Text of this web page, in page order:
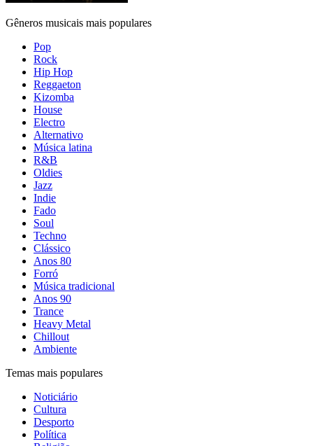
Gêneros musicais mais populares
Pop
Rock
Hip Hop
Reggaeton
Kizomba
House
Electro
Alternativo
Música latina
R&B
Oldies
Jazz
Indie
Fado
Soul
Techno
Clássico
Anos 80
Forró
Música tradicional
Anos 90
Trance
Heavy Metal
Chillout
Ambiente
Temas mais populares
Noticiário
Cultura
Desporto
Política